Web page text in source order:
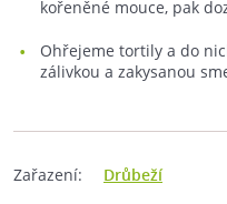
kořeněné mouce, pak
Ohřejeme tortily a do
zálivkou a zakysanou
Zařazení: Drůbeží